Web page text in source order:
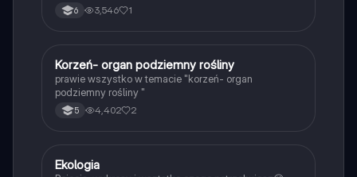
6 3,546 1
KBiologia
Korzeń- organ podziemny rośliny
prawie wszystko w temacie "korzeń- organ
podziemny rośliny "
5 4,402 2
Biologia
Ekologia